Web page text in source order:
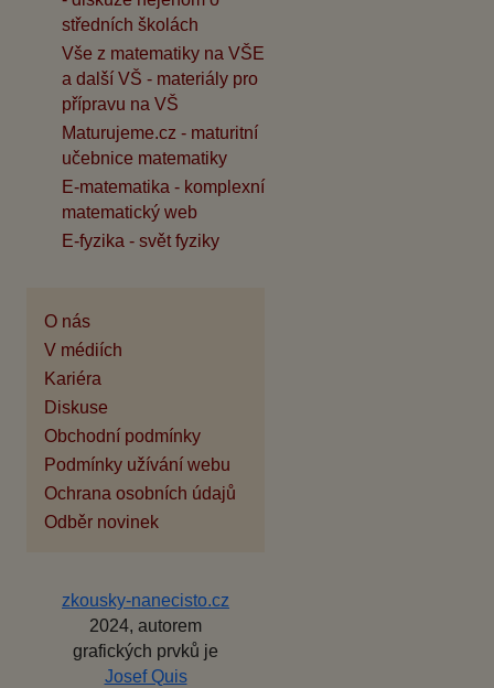
středních školách
Vše z matematiky na VŠE
a další VŠ - materiály pro
přípravu na VŠ
Maturujeme.cz - maturitní
učebnice matematiky
E-matematika - komplexní
matematický web
E-fyzika - svět fyziky
O nás
V médiích
Kariéra
Diskuse
Obchodní podmínky
Podmínky užívání webu
Ochrana osobních údajů
Odběr novinek
zkousky-nanecisto.cz
2024, autorem
grafických prvků je
Josef Quis